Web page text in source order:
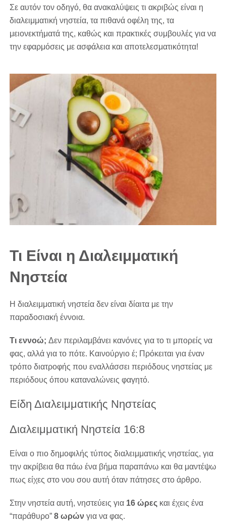
Σε αυτόν τον οδηγό, θα ανακαλύψεις τι ακριβώς είναι η
διαλειμματική νηστεία, τα πιθανά οφέλη της, τα
μειονεκτήματά της, καθώς και πρακτικές συμβουλές για να
την εφαρμόσεις με ασφάλεια και αποτελεσματικότητα!
Τι Είναι η Διαλειμματική
Νηστεία
Η διαλειμματική νηστεία δεν είναι δίαιτα με την
παραδοσιακή έννοια.
Τι εννοώ; Δεν περιλαμβάνει κανόνες για το τι μπορείς να
φας, αλλά για το πότε. Καινούργιο έ; Πρόκειται για έναν
τρόπο διατροφής που εναλλάσσει περιόδους νηστείας με
περιόδους όπου καταναλώνεις φαγητό.
Είδη Διαλειμματικής Νηστείας
Διαλειμματική Νηστεία 16:8
Είναι ο πιο δημοφιλής τύπος διαλειμματικής νηστείας, για
την ακρίβεια θα πάω ένα βήμα παραπάνω και θα μαντέψω
πως είχες στο νου σου αυτή όταν πάτησες στο άρθρο.
Στην νηστεία αυτή, νηστεύεις για 16 ώρεςκαι έχεις ένα
“παράθυρο” 8 ωρώνγια να φας.